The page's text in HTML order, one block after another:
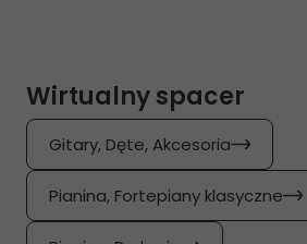
Wirtualny spacer
Gitary, Dęte, Akcesoria
Pianina, Fortepiany klasyczne